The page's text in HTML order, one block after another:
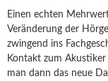
Einen echten
Veränderung der
zwingend ins
Kontakt zum
man dann das neue